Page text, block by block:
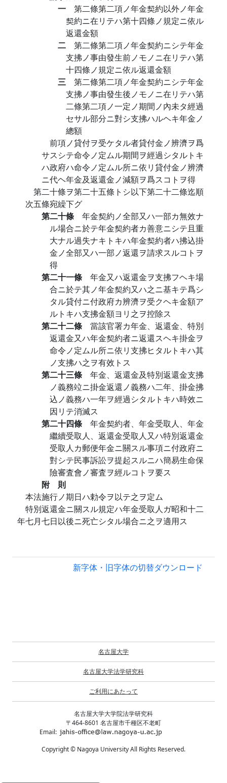
一 第二條第二項ノ年金契約以外ノ年金
契約ニ在リテハ第十四條ノ規定ニ依ル
返還金額
二 第二條第二項ノ年金契約ニシテ年金
支拂ノ事由發生前ノモノニ在リテハ第
十四條ノ規定ニ依ル返還金額
三 第二條第二項ノ年金契約ニシテ年金
支拂ノ事由發生後ノモノニ在リテハ第
二條第二項ノ一定ノ期間ノ內未タ經過
セサル部分ニ對シ支拂ハルヘキ年金ノ
總額
前項ノ貸付ヲ受ケタル者貸付金ノ辨濟ヲ爲
サスシテ命令ノ定ムル期間ヲ經過シタルトキ
ハ政府ハ命令ノ定ムル所ニ依リ貸付金ノ辨濟
ニ代ヘ年金及返還金ノ減額ヲ爲スコトヲ得
第二十條ヲ第二十五條トシ以下第二十二條迄順
次五條宛繰下グ
第二十條 年金契約ノ全部又ハ一部カ無效ナ
ル場合ニ於テ年金契約者カ善意ニシテ且重
大ナル過失ナキトキハ年金契約者ハ拂込掛
金ノ全部又ハ一部ノ返還ヲ請求スルコトヲ
得
第二十一條 年金又ハ返還金ヲ支拂フヘキ場
合ニ於テ其ノ年金契約又ハ之ニ基キテ爲シ
タル貸付ニ付政府カ辨濟ヲ受クヘキ金額ア
ルトキハ支拂金額ヨリ之ヲ控除ス
第二十二條 當該官署カ年金、返還金、特別
返還金又ハ年金契約者ニ返還スヘキ掛金ヲ
命令ノ定ムル所ニ依リ支拂ヒタルトキハ其
ノ支拂ハ之ヲ有效トス
第二十三條 年金、返還金及特別返還金支拂
ノ義務竝ニ掛金返還ノ義務ハ二年、掛金拂
込ノ義務ハ一年ヲ經過シタルトキハ時效ニ
因リテ消滅ス
第二十四條 年金契約者、年金受取人、年金
繼續受取人、返還金受取人又ハ特別返還金
受取人カ郵便年金ニ關スル事項ニ付政府ニ
對シテ民事訴訟ヲ提起スルニハ簡易生命保
險審査會ノ審査ヲ經ルコトヲ要ス
附 則
本法施行ノ期日ハ勅令ヲ以テ之ヲ定ム
特別返還金ニ關スル規定ハ年金受取人ガ昭和十二
年七月七日以後ニ死亡シタル場合ニ之ヲ適用ス
新字体・旧字体の切替ダウンロード
名古屋大学
名古屋大学法学研究科
ご利用にあたって
名古屋大学大学院法学研究科
〒464-8601 名古屋市千種区不老町
Email:
Copyright © Nagoya University All Rights Reserved.